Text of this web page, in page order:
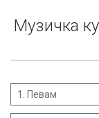
Музичка
1. Певам